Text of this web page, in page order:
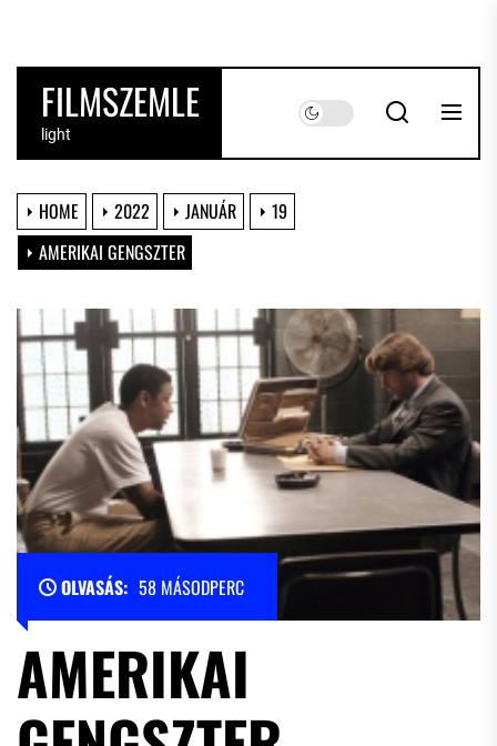
the
contentFILMSZEMLE
light
HOME 2022 JANUÁR
19
AMERIKAI GENGSZTER
OLVASÁS: 58 MÁSODPERC
AMERIKAI